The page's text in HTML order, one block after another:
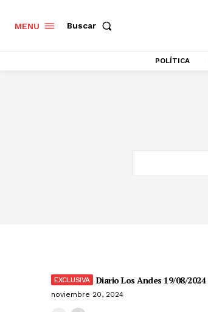
MENU Buscar
POLÍTICA
Diario Los Andes 19/08/2024
noviembre 20, 2024